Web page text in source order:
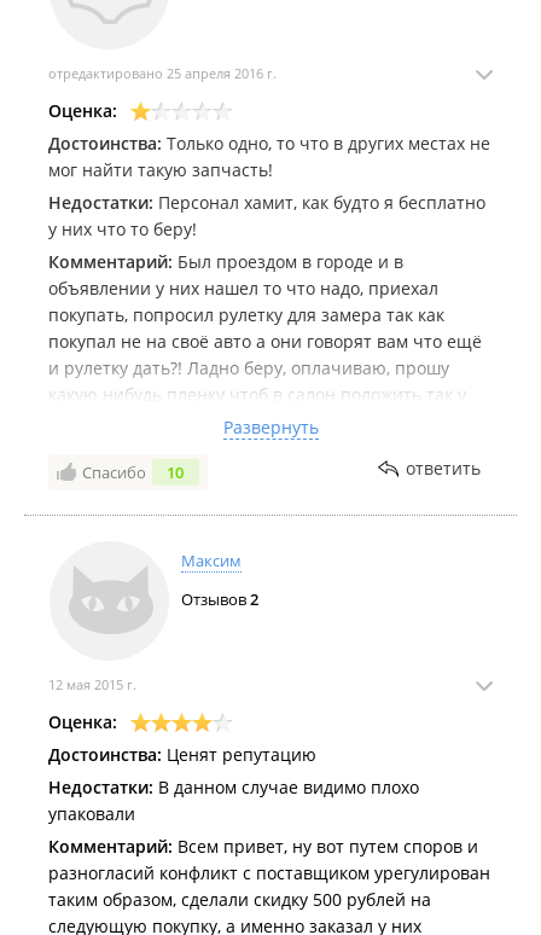
отредактировано 25 апреля 2016 г.
Оценка:
Достоинства: Только одно, то что в других местах не
мог найти такую запчасть!
Недостатки: Персонал хамит, как будто я бесплатно
у них что то беру!
Комментарий: Был проездом в городе и в
объявлении у них нашел то что надо, приехал
покупать, попросил рулетку для замера так как
покупал не на своё авто а они говорят вам что ещё
и рулетку дать?! Ладно беру, оплачиваю, прошу
какую нибудь пленку чтоб в салон положить так у
них нет ничего ищите в другом месте! Жаль что не
местный а то при встрече в другом месте,
поговорил бы *** по другому!
Развернуть
Спасибо 10 ответить
Максим
Отзывов2
12 мая 2015 г.
Оценка:
Достоинства: Ценят репутацию
Недостатки: В данном случае видимо плохо
упаковали
Комментарий: Всем привет, ну вот путем споров и
разногласий конфликт с поставщиком урегулирован
таким образом, сделали скидку 500 рублей на
следующую покупку, а именно заказал у них